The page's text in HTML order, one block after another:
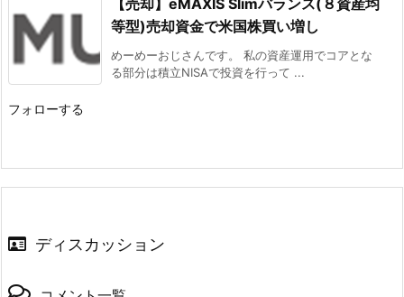
【売却】eMAXIS Slimバランス(８資産均
等型)売却資金で米国株買い増し
めーめーおじさんです。 私の資産運用でコアとな
る部分は積立NISAで投資を行って ...
フォローする
ディスカッション